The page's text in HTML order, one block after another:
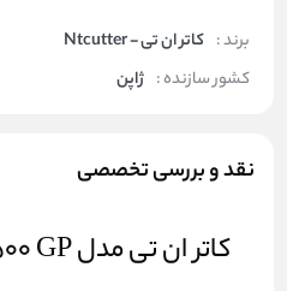
برند : کاتر ان تی - Ntcutter
کشور سازنده : ژاپن
نقد و بررسی تخصصی
کاتر ان تی مدل L.500 GP